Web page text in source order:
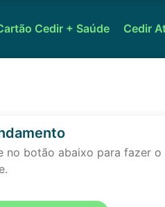
Cedir + Saúde Cedir
no botão abaixo para fazer